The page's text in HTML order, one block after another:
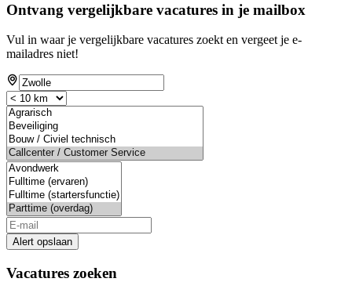
Ontvang vergelijkbare vacatures in je mailbox
Vul in waar je vergelijkbare vacatures zoekt en vergeet je e-
mailadres niet!
Alert opslaan
Vacatures zoeken